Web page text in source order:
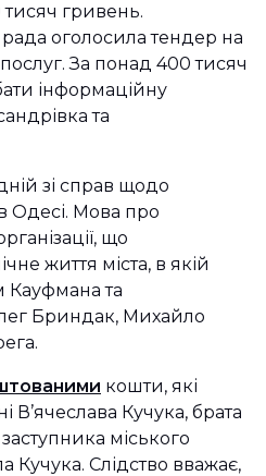
гривень.
оголосила тендер на
За понад 400 тисяч
інформаційну
та
зі справ щодо
в Одесі. Мова про
що
життя міста, в якій
Кауфмана та
Бриндак, Михайло
кошти, які
Кучука, брата
міського
Слідство вважає,